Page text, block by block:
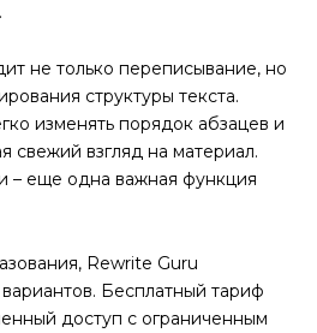
не только переписывание, но
структуры текста.
изменять порядок абзацев и
свежий взгляд на материал.
– еще одна важная функция
Rewrite Guru
Бесплатный тариф
доступ с ограниченным